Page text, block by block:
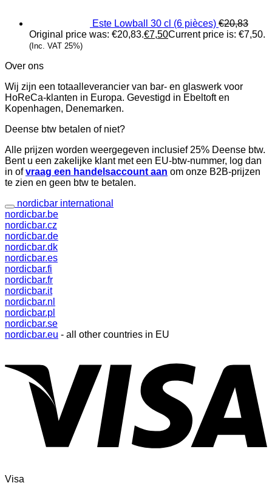
Este Lowball 30 cl (6 pièces) €20,83
Original price was: €20,83.€7,50Current price is: €7,50.
(Inc. VAT 25%)
Over ons
Wij zijn een totaalleverancier van bar- en glaswerk voor
HoReCa-klanten in Europa. Gevestigd in Ebeltoft en
Kopenhagen, Denemarken.
Deense btw betalen of niet?
Alle prijzen worden weergegeven inclusief 25% Deense btw.
Bent u een zakelijke klant met een EU-btw-nummer, log dan
in ofvraag een handelsaccount aan om onze B2B-prijzen
te zien en geen btw te betalen.
nordicbar international
nordicbar.be
nordicbar.cz
nordicbar.de
nordicbar.dk
nordicbar.es
nordicbar.fi
nordicbar.fr
nordicbar.it
nordicbar.nl
nordicbar.pl
nordicbar.se
nordicbar.eu - all other countries in EU
Visa